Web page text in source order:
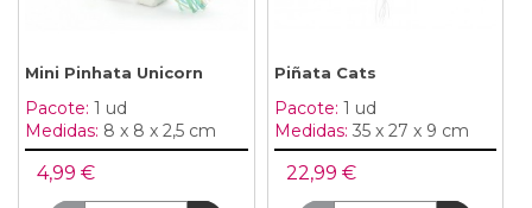
Mini Pinhata Unicorn
Pacote: 1 ud
Medidas: 8 x 8 x 2,5 cm
4,99 €
Piñata Cats
Pacote: 1 ud
Medidas: 35 x 27 x 9 cm
22,99 €